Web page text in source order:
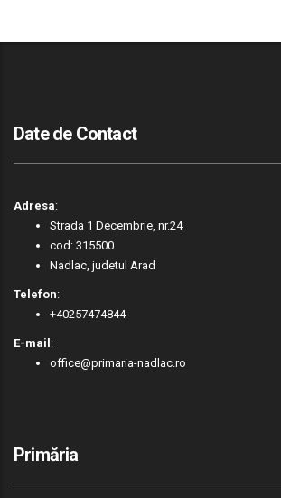
Date de Contact
Adresa:
Strada 1 Decembrie, nr.24
cod: 315500
Nadlac, judetul Arad
Telefon:
+40257474844
E-mail :
office@primaria-nadlac.ro
Primăria